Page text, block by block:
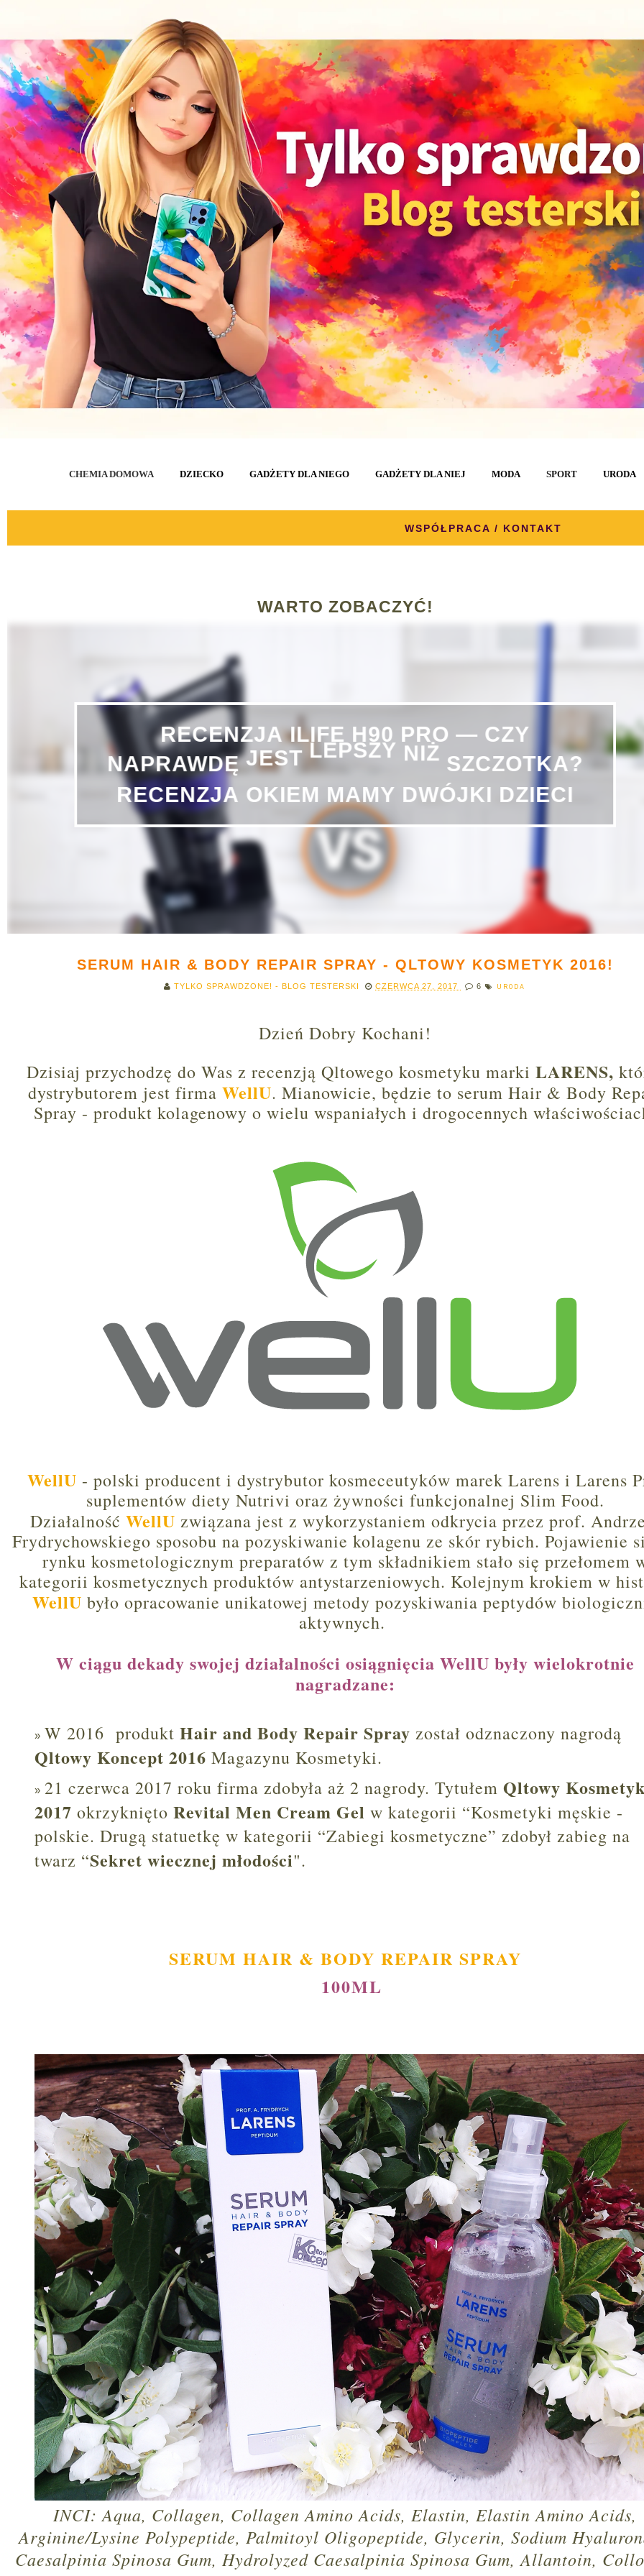
CHEMIA DOMOWA DZIECKO GADŻETY DLA NIEGO GADŻETY DLA NIEJ MODA SPORT URODA
WSPÓŁPRACA / KONTAKT
WARTO ZOBACZYĆ!
RECENZJA ILIFE PRO — CZY
NAPRAWDĘ JEST LEPSZY NIŻ SZCZOTKA?
RECENZJA OKIEM MAMY DWÓJKI DZIECI
SERUM HAIR & BODY REPAIR SPRAY - QLTOWY KOSMETYK 2016!
TYLKO SPRAWDZONE! - BLOG TESTERSKI CZERWCA 27, 2017 6 URODA
Dzień Dobry Kochani!
Dzisiaj przychodzę do Was z recenzją Qltowego kosmetyku marki LARENS,
dystrybutorem jest firma WellU. Mianowicie, będzie to serum Hair & Body
Spray - produkt kolagenowy o wielu wspaniałych i drogocennych
WellU - polski producent i dystrybutor kosmeceutyków marek Larens i Larens
suplementów diety Nutrivi oraz żywności funkcjonalnej Slim Food.
Działalność WellU związana jest z wykorzystaniem odkrycia przez prof.
Frydrychowskiego sposobu na pozyskiwanie kolagenu ze skór rybich. Pojawienie
rynku kosmetologicznym preparatów z tym składnikiem stało się przełomem
kategorii kosmetycznych produktów antystarzeniowych. Kolejnym krokiem w
WellU było opracowanie unikatowej metody pozyskiwania peptydów
aktywnych.
W ciągu dekady swojej działalności osiągnięcia WellU były wielokrotnie
nagradzane:
W 2016 produkt Hair and Body Repair Spray został odznaczony nagrodą
Qltowy Koncept 2016 Magazynu Kosmetyki.
21 czerwca 2017 roku firma zdobyła aż 2 nagrody. Tytułem Qltowy Kosmetyk
2017 okrzyknięto Revital Men Cream Gel w kategorii “Kosmetyki męskie -
polskie. Drugą statuetkę w kategorii “Zabiegi kosmetyczne” zdobył zabieg na
twarz “Sekret wiecznej młodości".
SERUM HAIR & BODY REPAIR SPRAY
100ML
INCI: Aqua, Collagen, Collagen Amino Acids, Elastin, Elastin Amino Acids,
Arginine/Lysine Polypeptide, Palmitoyl Oligopeptide, Glycerin, Sodium
Caesalpinia Spinosa Gum, Hydrolyzed Caesalpinia Spinosa Gum, Allantoin,